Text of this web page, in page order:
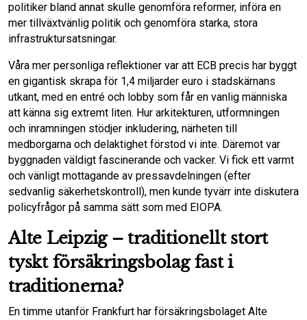
politiker bland annat skulle genomföra reformer, införa en
mer tillväxtvänlig politik och genomföra starka, stora
infrastruktursatsningar.
Våra mer personliga reflektioner var att ECB precis har byggt
en gigantisk skrapa för 1,4 miljarder euro i stadskärnans
utkant, med en entré och lobby som får en vanlig människa
att känna sig extremt liten. Hur arkitekturen, utformningen
och inramningen stödjer inkludering, närheten till
medborgarna och delaktighet förstod vi inte. Däremot var
byggnaden väldigt fascinerande och vacker. Vi fick ett varmt
och vänligt mottagande av pressavdelningen (efter
sedvanlig säkerhetskontroll), men kunde tyvärr inte diskutera
policyfrågor på samma sätt som med EIOPA.
Alte Leipzig – traditionellt stort
tyskt försäkringsbolag fast i
traditionerna?
En timme utanför Frankfurt har försäkringsbolaget Alte